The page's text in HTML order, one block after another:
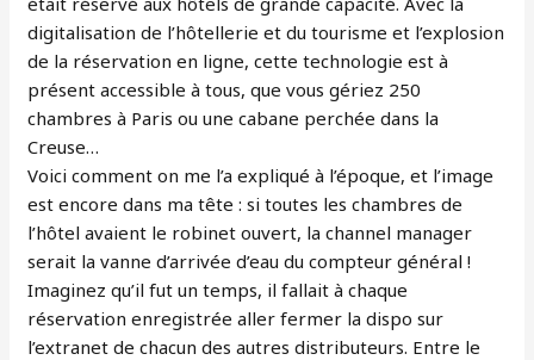
digitalisation de l’hôtellerie et du tourisme et l’explosion
de la réservation en ligne, cette technologie est à
présent accessible à tous, que vous gériez 250
chambres à Paris ou une cabane perchée dans la
Creuse…
Voici comment on me l’a expliqué à l’époque, et l’image
est encore dans ma tête : si toutes les chambres de
l’hôtel avaient le robinet ouvert, la channel manager
serait la vanne d’arrivée d’eau du compteur général !
Imaginez qu’il fut un temps, il fallait à chaque
réservation enregistrée aller fermer la dispo sur
l’extranet de chacun des autres distributeurs. Entre le